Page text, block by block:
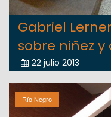
Gabriel
sobre niñez
22 julio 2013
Río Negro